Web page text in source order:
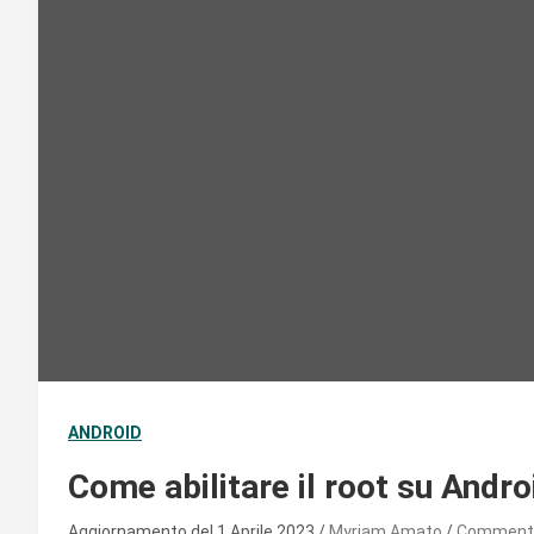
ANDROID
Come abilitare il root su